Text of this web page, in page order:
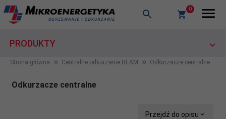
0
PRODUKTY
Strona główna Centralne odkurzanie BEAM Odkurzacze centralne
Odkurzacze centralne
Przejdź do opisu